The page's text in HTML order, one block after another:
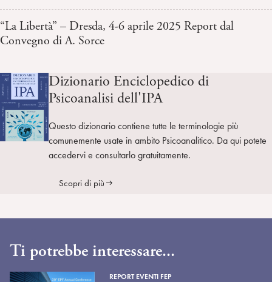
“La Libertà” – Dresda, 4-6 aprile 2025 Report dal
Convegno di A. Sorce
Dizionario Enciclopedico di
Psicoanalisi dell'IPA
Questo dizionario contiene tutte le terminologie più
comunemente usate in ambito Psicoanalitico. Da qui potete
accedervi e consultarlo gratuitamente.
Scopri di più
Ti potrebbe interessare...
REPORT EVENTI FEP